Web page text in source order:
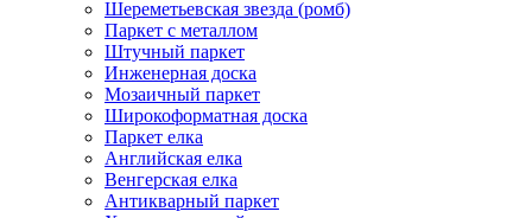
Шереметьевская звезда (ромб)
Паркет с металлом
Штучный паркет
Инженерная доска
Мозаичный паркет
Широкоформатная доска
Паркет елка
Английская елка
Венгерская елка
Антикварный паркет